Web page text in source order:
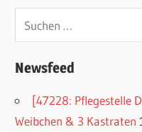
Newsfeed
[47228: Pflegestelle
Weibchen & 3 Kastraten